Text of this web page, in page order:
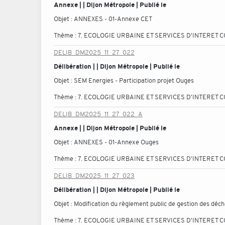
Annexe | | Dijon Métropole | Publié le
Objet : ANNEXES - 01-Annexe CET
Thème :7. ECOLOGIE URBAINE ET SERVICES D'INTERET
DELIB_DM2025_11_27_022
Délibération | | Dijon Métropole | Publié le
Objet : SEM Energies - Participation projet Ouges
Thème :7. ECOLOGIE URBAINE ET SERVICES D'INTERET
DELIB_DM2025_11_27_022_A
Annexe | | Dijon Métropole | Publié le
Objet : ANNEXES - 01-Annexe Ouges
Thème :7. ECOLOGIE URBAINE ET SERVICES D'INTERET
DELIB_DM2025_11_27_023
Délibération | | Dijon Métropole | Publié le
Objet : Modification du règlement public de gestion des
Thème :7. ECOLOGIE URBAINE ET SERVICES D'INTERET